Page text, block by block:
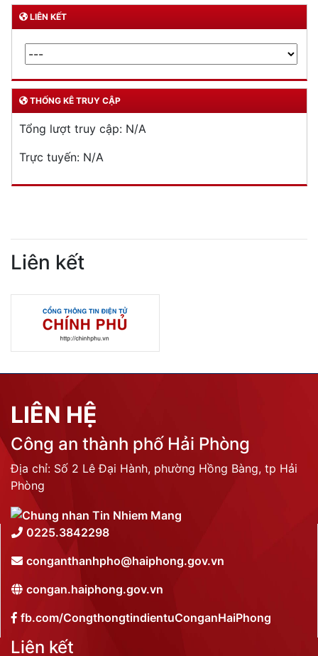
LIÊN KẾT
THỐNG KÊ TRUY CẬP
Tổng lượt truy cập: N/A
Trực tuyến: N/A
Liên kết
LIÊN HỆ
Công an thành phố Hải Phòng
Địa chỉ: Số 2 Lê Đại Hành, phường Hồng Bàng, tp Hải
Phòng
0225.3842298
conganthanhpho@haiphong.gov.vn
congan.haiphong.gov.vn
fb.com/CongthongtindientuConganHaiPhong
Liên kết